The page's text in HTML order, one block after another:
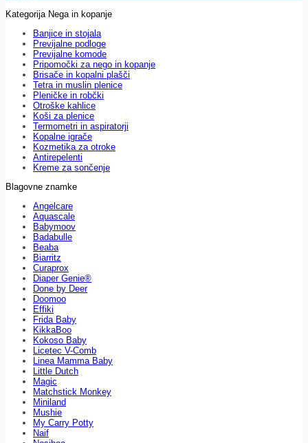
Kategorija Nega in kopanje
Banjice in stojala
Previjalne podloge
Previjalne komode
Pripomočki za nego in kopanje
Brisače in kopalni plašči
Tetra in muslin plenice
Pleničke in robčki
Otroške kahlice
Koši za plenice
Termometri in aspiratorji
Kopalne igrače
Kozmetika za otroke
Antirepelenti
Kreme za sončenje
Blagovne znamke
Angelcare
Aquascale
Babymoov
Badabulle
Beaba
Biarritz
Curaprox
Diaper Genie®
Done by Deer
Doomoo
Effiki
Frida Baby
KikkaBoo
Kokoso Baby
Licetec V-Comb
Linea Mamma Baby
Little Dutch
Magic
Matchstick Monkey
Miniland
Mushie
My Carry Potty
Naif